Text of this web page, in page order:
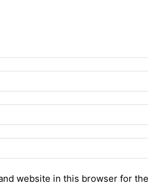
website in this browser for